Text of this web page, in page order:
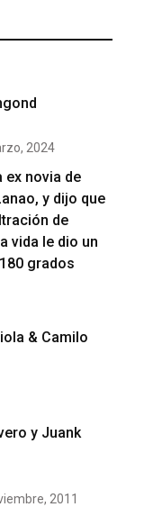
2024
ex novia de
y dijo que
de
vida le dio un
grados
& Camilo
y Juank
2011